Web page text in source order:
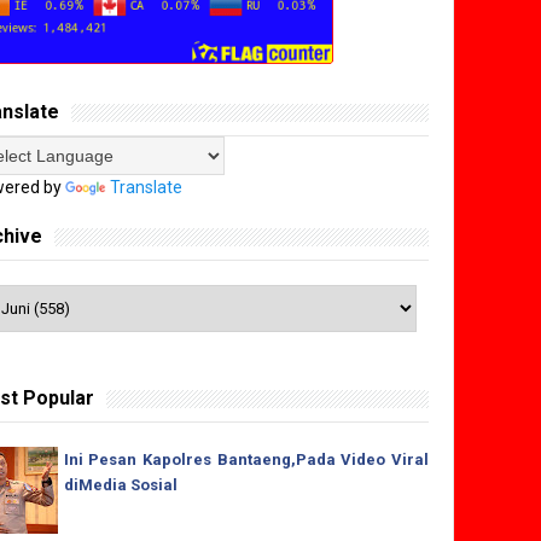
by Translate
Popular
Ini Pesan Kapolres Bantaeng,Pada Video Viral
diMedia Sosial